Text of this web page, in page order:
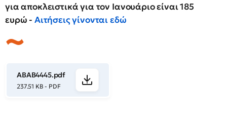
για αποκλειστικά για τον Ιανουάριο είναι 185
ευρώ - Αιτήσεις γίνονται εδώ
ΑΒΑΒ4445.pdf
237.51 KB - PDF